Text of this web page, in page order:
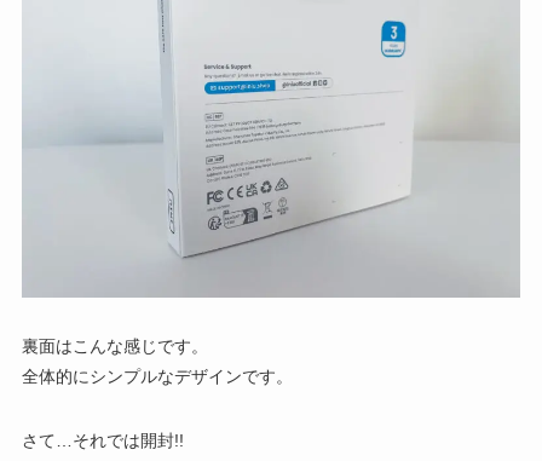
裏面はこんな感じです。
全体的にシンプルなデザインです。
さて…それでは開封!!